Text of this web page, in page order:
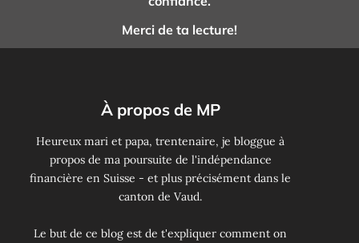
Merci de ta lecture!
À propos de MP
Heureux mari et papa, trentenaire, je bloggue à
propos de ma poursuite de l'indépendance
financière en Suisse - et plus précisément dans le
canton de Vaud.
Le but de ce blog est de t'expliquer comment on